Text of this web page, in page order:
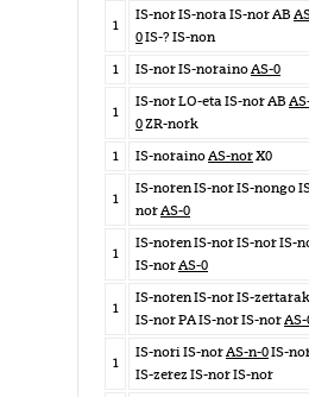
1
IS-nor IS-nora IS-nor AB
0IS-? IS-non
1
IS-nor IS-norainoAS-0
1
IS-nor LO-eta IS-nor AB
0ZR-nork
1
IS-norainoAS-norX0
1
IS-noren IS-nor IS-nongo
norAS-0
1
IS-noren IS-nor IS-nor IS-
IS-norAS-0
1
IS-noren IS-nor IS-
IS-nor PA IS-nor IS-norAS-
1
IS-nori IS-norAS-n-0IS-
IS-zerez IS-nor IS-nor